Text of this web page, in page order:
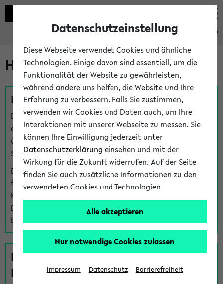
eKVV
Hilfe & Kontakt
Fragen zu einzelnen Veranstaltungen
Bei inhaltlichen und organisatorischen Fragen zu
einzelnen Veranstaltungen finden Sie Ansprechpersonen
über denFragen-Link bei jeder Veranstaltung. Der BIS
Support kann hier meist keine direkte Hilfe leisten.
Bei Veranstaltungen mit eKVV Teilnahmemanagement
finden Sie eine Auskunft über die Personen, die Ihre
Platzzuteilung im eKVV eingetragen haben, auf der
Detailseite zum Teilnahmemanagement der
betreffenden Veranstaltung.
Fragen zu im eKVV verwalteten
Räumen
Datenschutzeinstellung
Diese Webseite verwendet Cookies und ähnliche
Technologien. Einige davon sind essentiell, um die
Funktionalität der Website zu gewährleisten,
während andere uns helfen, die Website und Ihre
Erfahrung zu verbessern. Falls Sie zustimmen,
verwenden wir Cookies und Daten auch, um Ihre
Interaktionen mit unserer Webseite zu messen. Sie
können Ihre Einwilligung jederzeit unter
Datenschutzerklärung einsehen und mit der
Wirkung für die Zukunft widerrufen. Auf der Seite
finden Sie auch zusätzliche Informationen zu den
verwendeten Cookies und Technologien.
Alle akzeptieren
Nur notwendige Cookies zulassen
Impressum Datenschutz Barrierefreiheit